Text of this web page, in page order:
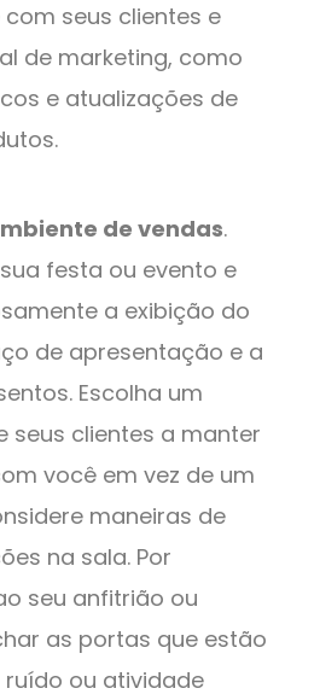
seus clientes e
de marketing, como
e atualizações de
de vendas.
festa ou evento e
a exibição do
de apresentação e a
Escolha um
seus clientes a manter
você em vez de um
maneiras de
na sala. Por
seu anfitrião ou
as portas que estão
ou atividade